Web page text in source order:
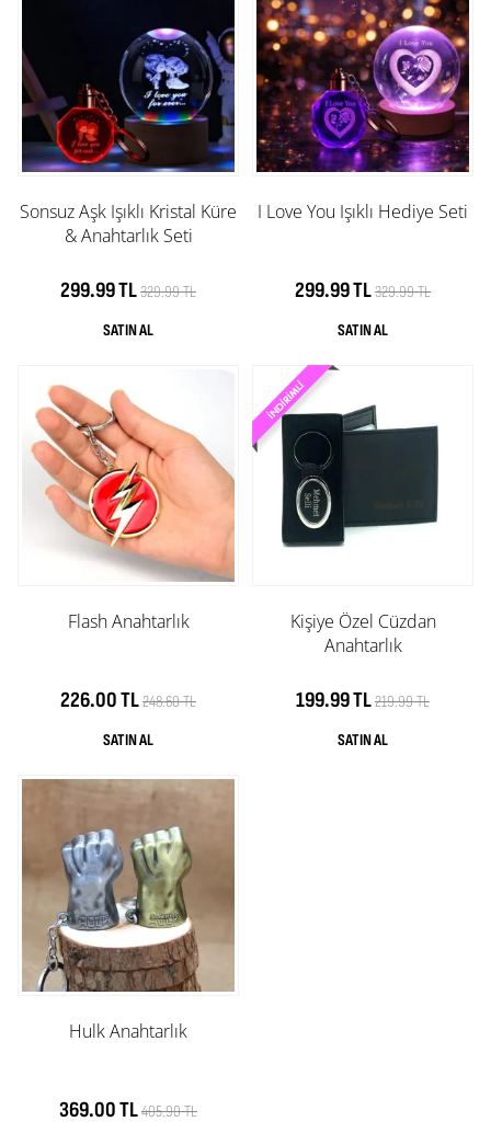
Sonsuz Aşk Işıklı Kristal Küre
& Anahtarlık Seti
299.99 TL329.99 TL
I Love You Işıklı Hediye Seti
299.99 TL329.99 TL
Flash Anahtarlık
226.00 TL248.60 TL
Kişiye Özel Cüzdan
Anahtarlık
199.99 TL219.99 TL
Hulk Anahtarlık
369.00 TL405.90 TL